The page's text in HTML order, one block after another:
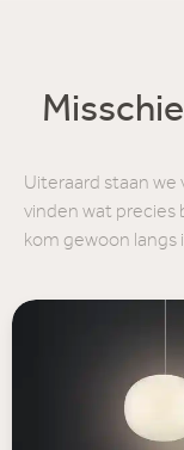
Uiteraard staan we
vinden wat precies
kom gewoon